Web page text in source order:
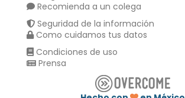
Recomienda a un colega
Seguridad de la información
Como cuidamos tus datos
Condiciones de uso
Prensa